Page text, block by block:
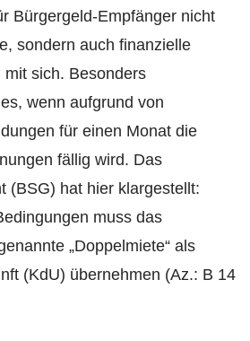
Bürgergeld-Empfänger nicht
sondern auch finanzielle
sich. Besonders
wenn aufgrund von
für einen Monat die
fällig wird. Das
(BSG) hat hier klargestellt:
muss das
„Doppelmiete“ als
(KdU) übernehmen (Az.: B 14